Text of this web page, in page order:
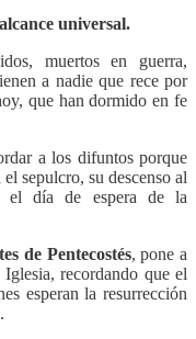
alcance universal.
muertos en guerra,
a nadie que rece por
que han dormido en fe
a los difuntos porque
sepulcro, su descenso al
el día de espera de la
de Pentecostés, pone a
recordando que el
esperan la resurrección